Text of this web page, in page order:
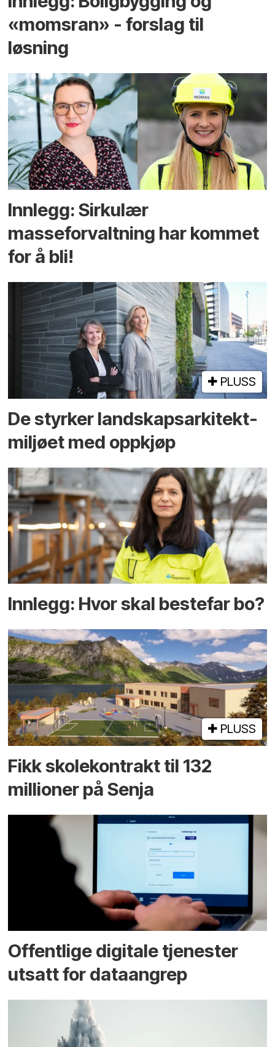
«momsran» - forslag til
løsning
Innlegg: Sirkulær
masseforvaltning har kommet
for å bli!
PLUSS
De styrker landskaps­arkitekt­
miljøet med oppkjøp
Innlegg: Hvor skal bestefar bo?
PLUSS
Fikk skole­kontrakt til 132
millioner på Senja
Offentlige digitale tjenester
utsatt for dataangrep